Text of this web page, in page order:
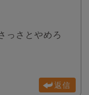
っさとやめろ
返信